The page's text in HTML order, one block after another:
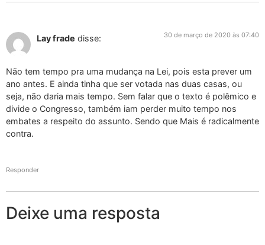
Lay frade disse: 30 de março de 2020 às 07:40
Não tem tempo pra uma mudança na Lei, pois esta prever um
ano antes. E ainda tinha que ser votada nas duas casas, ou
seja, não daria mais tempo. Sem falar que o texto é polêmico e
divide o Congresso, também iam perder muito tempo nos
embates a respeito do assunto. Sendo que Mais é radicalmente
contra.
Responder
Deixe uma resposta